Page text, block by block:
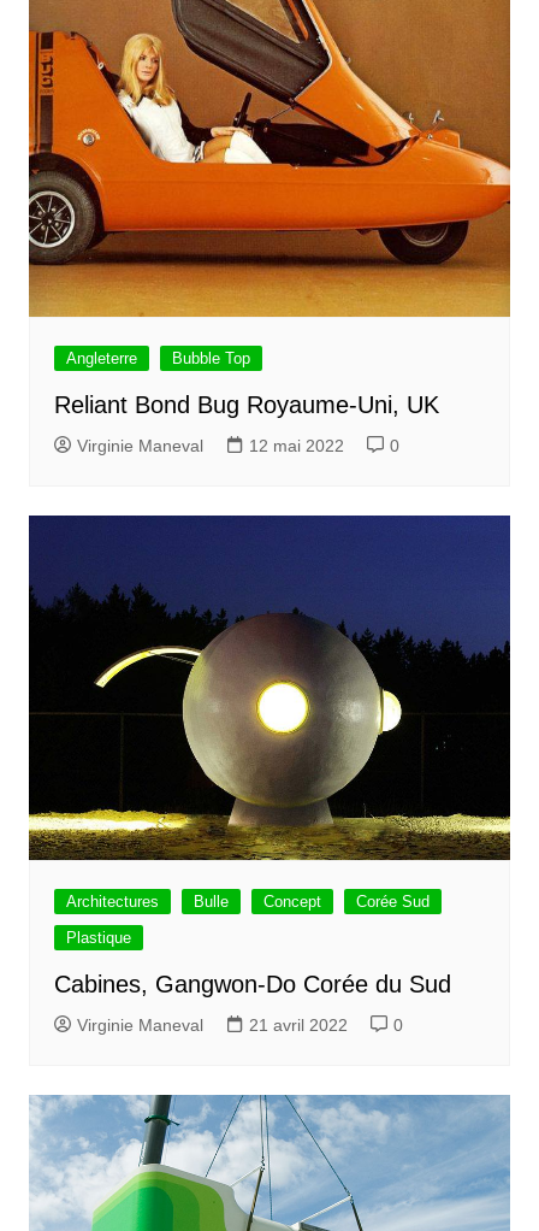
Angleterre Bubble Top
Reliant Bond Bug Royaume-Uni, UK
Virginie Maneval 12 mai 2022 0
Architectures Bulle Concept
Corée Sud
Plastique
Cabines, Gangwon-Do Corée du Sud
Virginie Maneval 21 avril 2022 0